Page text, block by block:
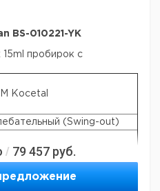
BS-010221-YK
15ml пробирок с
Kocetal
(Swing-out)
об/мин
/ 79 457 руб.